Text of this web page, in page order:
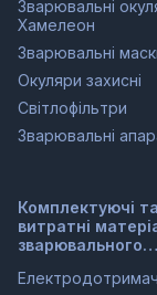
Зварювальні
Хамелеон
Зварювальні
Окуляри захисні
Світлофільтри
Зварювальні
Комплектуючі та
витратні
зварювального